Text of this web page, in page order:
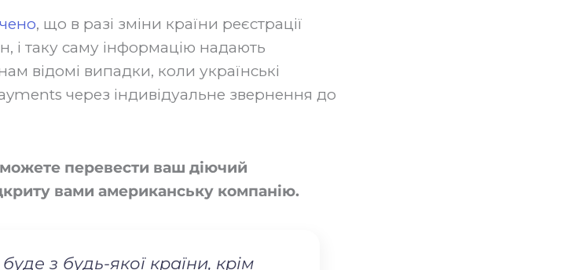
, що в разі зміни країни реєстрації
і таку саму інформацію надають
відомі випадки, коли українські
через індивідуальне звернення до
перевести ваш діючий
вами американську компанію.
з будь-якої країни, крім